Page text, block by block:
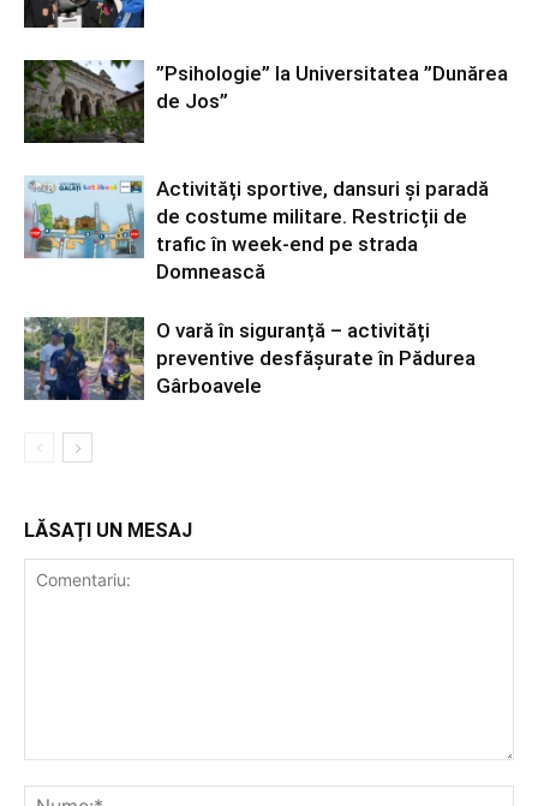
”Psihologie” la Universitatea ”Dunărea
de Jos”
Activități sportive, dansuri și paradă
de costume militare. Restricții de
trafic în week-end pe strada
Domnească
O vară în siguranță – activități
preventive desfășurate în Pădurea
Gârboavele
LĂSAȚI UN MESAJ